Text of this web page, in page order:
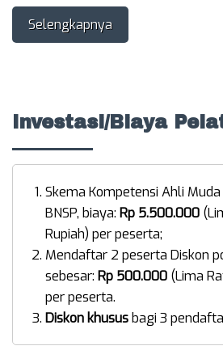
Selengkapnya
Investasi/Biaya
Skema Kompetensi Ahli
BNSP, biaya: Rp 5.500.000
Rupiah) per peserta;
Mendaftar 2 peserta Diskon
sebesar: Rp 500.000 (Lima
per peserta.
Diskon khususbagi 3